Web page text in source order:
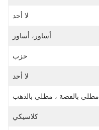
لا أحد
أساور، أساور
حزب
لا أحد
مطلي بالفضة ، مطلي بالذهب
كلاسيكي